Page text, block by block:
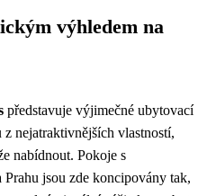
výhledem na
představuje výjimečné ubytovací
nejatraktivnějších vlastností,
nabídnout. Pokoje s
jsou zde koncipovány tak,